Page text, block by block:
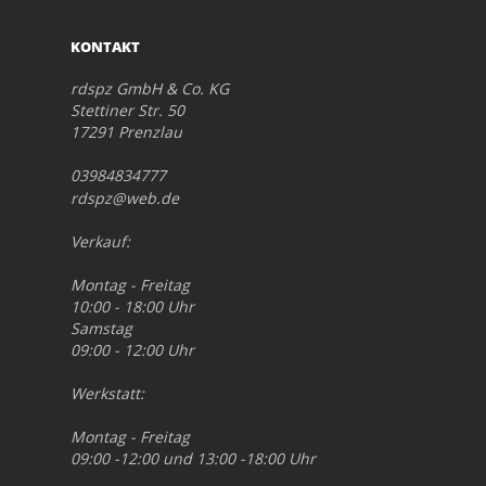
KONTAKT
rdspz GmbH & Co. KG
Stettiner Str. 50
17291 Prenzlau
03984834777
rdspz@web.de
Verkauf:
Montag - Freitag
10:00 - 18:00 Uhr
Samstag
09:00 - 12:00 Uhr
Werkstatt:
Montag - Freitag
09:00 -12:00 und 13:00 -18:00 Uhr